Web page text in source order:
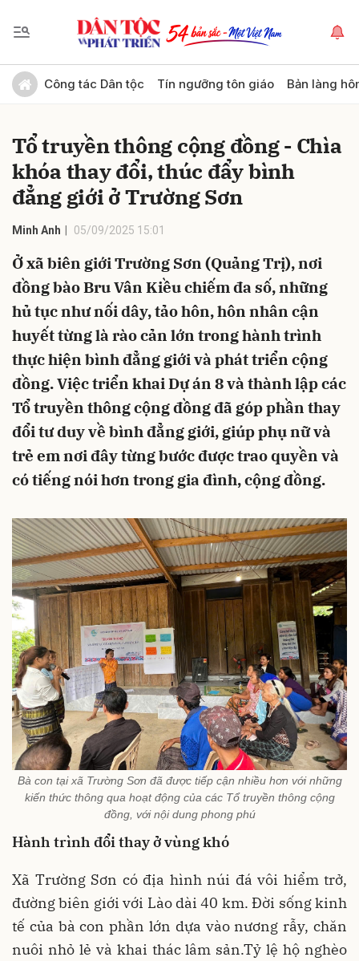
Công tác Dân tộc Tín ngưỡng tôn giáo Bản làng
Tổ truyền thông cộng đồng - Chìa
khóa thay đổi, thúc đẩy bình
đẳng giới ở Trường Sơn
Minh Anh 05/09/2025 15:01
Ở xã biên giới Trường Sơn (Quảng Trị), nơi
đồng bào Bru Vân Kiều chiếm đa số, những
hủ tục như nối dây, tảo hôn, hôn nhân cận
huyết từng là rào cản lớn trong hành trình
thực hiện bình đẳng giới và phát triển cộng
đồng. Việc triển khai Dự án 8 và thành lập các
Tổ truyền thông cộng đồng đã góp phần thay
đổi tư duy về bình đẳng giới, giúp phụ nữ và
trẻ em nơi đây từng bước được trao quyền và
có tiếng nói hơn trong gia đình, cộng đồng.
Bà con tại xã Trường Sơn đã được tiếp cận nhiều hơn với những
kiến thức thông qua hoạt động của các Tổ truyền thông cộng
đồng, với nội dung phong phú
Hành trình đổi thay ở vùng khó
Xã Trường Sơn có địa hình núi đá vôi hiểm trở,
đường biên giới với Lào dài 40 km. Đời sống kinh
tế của bà con phần lớn dựa vào nương rẫy, chăn
nuôi nhỏ lẻ và khai thác lâm sản.Tỷ lệ hộ nghèo
Gửi bình luận